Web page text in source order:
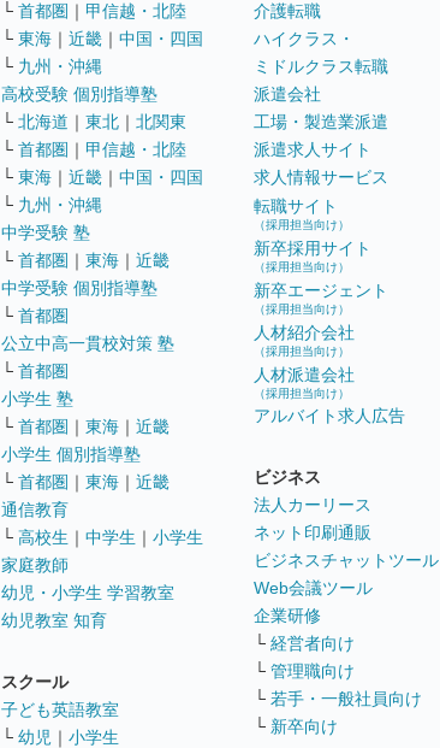
└ 首都圏 ｜ 甲信越・北陸
└ 東海 ｜ 近畿 ｜ 中国・四国
└ 九州・沖縄
高校受験 個別指導塾
└ 北海道 ｜ 東北 ｜ 北関東
└ 首都圏 ｜ 甲信越・北陸
└ 東海 ｜ 近畿 ｜ 中国・四国
└ 九州・沖縄
中学受験 塾
└ 首都圏 ｜ 東海 ｜ 近畿
中学受験 個別指導塾
└ 首都圏
公立中高一貫校対策 塾
└ 首都圏
小学生 塾
└ 首都圏 ｜ 東海 ｜ 近畿
小学生 個別指導塾
└ 首都圏 ｜ 東海 ｜ 近畿
通信教育
└ 高校生 ｜ 中学生 ｜ 小学生
家庭教師
幼児・小学生 学習教室
幼児教室 知育
スクール
子ども英語教室
└ 幼児 ｜ 小学生
介護転職
ハイクラス・
ミドルクラス転職
派遣会社
工場・製造業派遣
派遣求人サイト
求人情報サービス
転職サイト
（採用担当向け）
新卒採用サイト
（採用担当向け）
新卒エージェント
（採用担当向け）
人材紹介会社
（採用担当向け）
人材派遣会社
（採用担当向け）
アルバイト求人広告
ビジネス
法人カーリース
ネット印刷通販
ビジネスチャットツール
Web会議ツール
企業研修
└ 経営者向け
└ 管理職向け
└ 若手・一般社員向け
└ 新卒向け